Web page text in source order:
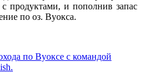
продуктами, и пополнив запас
по оз. Вуокса.